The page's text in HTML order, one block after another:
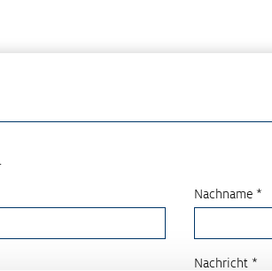
Nachname *
Nachricht *